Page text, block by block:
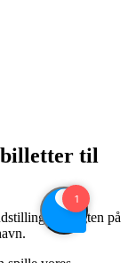
til
om jagten på